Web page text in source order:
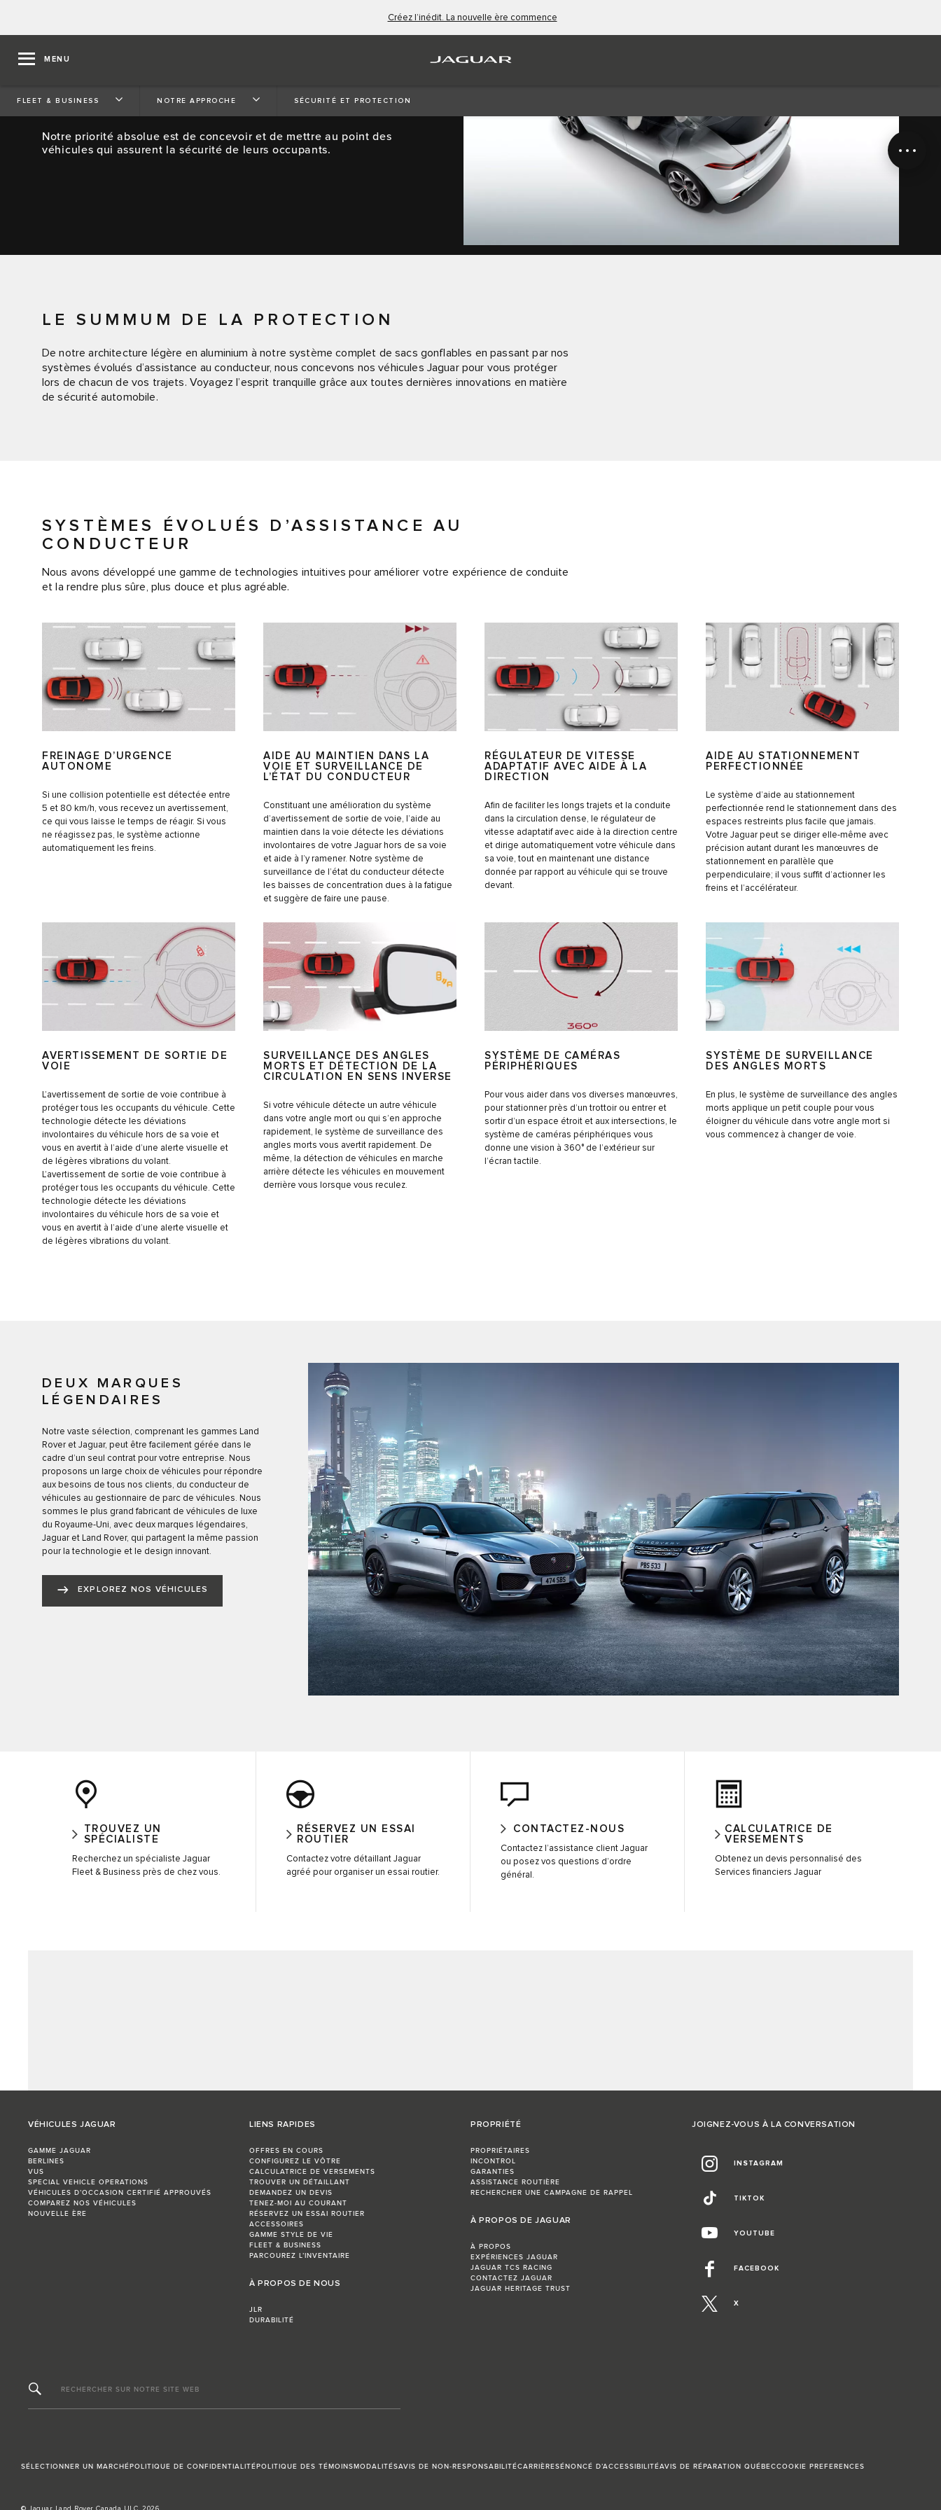
Créez l’inédit. La nouvelle ère commence
MENU
FLEET & BUSINESS NOTRE APPROCHE SÉCURITÉ ET PROTECTION
SÉCURITÉ ET PROTECTION
Notre priorité absolue est de concevoir et de mettre au point des
véhicules qui assurent la sécurité de leurs occupants.
LE SUMMUM DE LA PROTECTION
De notre architecture légère en aluminium à notre système complet de sacs gonflables en passant par nos
systèmes évolués d’assistance au conducteur, nous concevons nos véhicules Jaguar pour vous protéger
lors de chacun de vos trajets. Voyagez l’esprit tranquille grâce aux toutes dernières innovations en matière
de sécurité automobile.
SYSTÈMES ÉVOLUÉS D’ASSISTANCE AU
CONDUCTEUR
Nous avons développé une gamme de technologies intuitives pour améliorer votre expérience de conduite
et la rendre plus sûre, plus douce et plus agréable.
FREINAGE D’URGENCE
AUTONOME
Si une collision potentielle est détectée entre
5 et 80 km/h, vous recevez un avertissement,
ce qui vous laisse le temps de réagir. Si vous
ne réagissez pas, le système actionne
automatiquement les freins.
AIDE AU MAINTIEN DANS LA
VOIE ET SURVEILLANCE DE
L’ÉTAT DU CONDUCTEUR
Constituant une amélioration du système
d’avertissement de sortie de voie, l’aide au
maintien dans la voie détecte les déviations
involontaires de votre Jaguar hors de sa voie
et aide à l’y ramener. Notre système de
surveillance de l’état du conducteur détecte
les baisses de concentration dues à la fatigue
et suggère de faire une pause.
RÉGULATEUR DE VITESSE
ADAPTATIF AVEC AIDE À LA
DIRECTION
Afin de faciliter les longs trajets et la conduite
dans la circulation dense, le régulateur de
vitesse adaptatif avec aide à la direction centre
et dirige automatiquement votre véhicule dans
sa voie, tout en maintenant une distance
donnée par rapport au véhicule qui se trouve
devant.
AIDE AU STATIONNEMENT
PERFECTIONNÉE
Le système d’aide au stationnement
perfectionnée rend le stationnement dans des
espaces restreints plus facile que jamais.
Votre Jaguar peut se diriger elle-même avec
précision autant durant les manœuvres de
stationnement en parallèle que
perpendiculaire; il vous suffit d’actionner les
freins et l’accélérateur.
AVERTISSEMENT DE SORTIE DE
VOIE
L’avertissement de sortie de voie contribue à
protéger tous les occupants du véhicule. Cette
technologie détecte les déviations
involontaires du véhicule hors de sa voie et
vous en avertit à l’aide d’une alerte visuelle et
de légères vibrations du volant.
L’avertissement de sortie de voie contribue à
protéger tous les occupants du véhicule. Cette
technologie détecte les déviations
involontaires du véhicule hors de sa voie et
vous en avertit à l’aide d’une alerte visuelle et
de légères vibrations du volant.
SURVEILLANCE DES ANGLES
MORTS ET DÉTECTION DE LA
CIRCULATION EN SENS INVERSE
Si votre véhicule détecte un autre véhicule
dans votre angle mort ou qui s’en approche
rapidement, le système de surveillance des
angles morts vous avertit rapidement. De
même, la détection de véhicules en marche
arrière détecte les véhicules en mouvement
derrière vous lorsque vous reculez.
SYSTÈME DE CAMÉRAS
PÉRIPHÉRIQUES
Pour vous aider dans vos diverses manœuvres,
pour stationner près d’un trottoir ou entrer et
sortir d’un espace étroit et aux intersections, le
système de caméras périphériques vous
donne une vision à 360° de l’extérieur sur
l’écran tactile.
SYSTÈME DE SURVEILLANCE
DES ANGLES MORTS
En plus, le système de surveillance des angles
morts applique un petit couple pour vous
éloigner du véhicule dans votre angle mort si
vous commencez à changer de voie.
DEUX MARQUES
LÉGENDAIRES
Notre vaste sélection, comprenant les gammes Land
Rover et Jaguar, peut être facilement gérée dans le
cadre d’un seul contrat pour votre entreprise. Nous
proposons un large choix de véhicules pour répondre
aux besoins de tous nos clients, du conducteur de
véhicules au gestionnaire de parc de véhicules. Nous
sommes le plus grand fabricant de véhicules de luxe
du Royaume-Uni, avec deux marques légendaires,
Jaguar et Land Rover, qui partagent la même passion
pour la technologie et le design innovant.
EXPLOREZ NOS VÉHICULES
TROUVEZ UN
SPÉCIALISTE
Recherchez un spécialiste Jaguar
Fleet & Business près de chez vous.
RÉSERVEZ UN ESSAI
ROUTIER
Contactez votre détaillant Jaguar
agréé pour organiser un essai routier.
CONTACTEZ-NOUS
Contactez l’assistance client Jaguar
ou posez vos questions d’ordre
général.
CALCULATRICE DE
VERSEMENTS
Obtenez un devis personnalisé des
Services financiers Jaguar
VÉHICULES JAGUAR
GAMME JAGUAR
BERLINES
VUS
SPECIAL VEHICLE OPERATIONS
VÉHICULES D’OCCASION CERTIFIÉ APPROUVÉS
COMPAREZ NOS VÉHICULES
NOUVELLE ÈRE
LIENS RAPIDES
OFFRES EN COURS
CONFIGUREZ LE VÔTRE
CALCULATRICE DE VERSEMENTS
TROUVER UN DÉTAILLANT
DEMANDEZ UN DEVIS
TENEZ-MOI AU COURANT
RÉSERVEZ UN ESSAI ROUTIER
ACCESSOIRES
GAMME STYLE DE VIE
FLEET & BUSINESS
PARCOUREZ L’INVENTAIRE
À PROPOS DE NOUS
JLR
DURABILITÉ
PROPRIÉTÉ
PROPRIÉTAIRES
INCONTROL
GARANTIES
ASSISTANCE ROUTIÈRE
RECHERCHER UNE CAMPAGNE DE RAPPEL
À PROPOS DE JAGUAR
À PROPOS
EXPÉRIENCES JAGUAR
JAGUAR TCS RACING
CONTACTEZ JAGUAR
JAGUAR HERITAGE TRUST
JOIGNEZ-VOUS À LA CONVERSATION
INSTAGRAM
TIKTOK
YOUTUBE
FACEBOOK
X
RECHERCHER SUR NOTRE SITE WEB
SÉLECTIONNER UN MARCHÉPOLITIQUE DE CONFIDENTIALITÉPOLITIQUE DES TÉMOINSMODALITÉSAVIS DE NON-RESPONSABILITÉCARRIÈRESÉNONCÉ D’ACCESSIBILITÉAVIS DE RÉPARATION QUÉBECCOOKIE PREFERENCES